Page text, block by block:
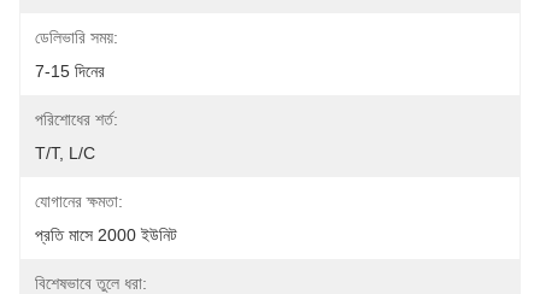
ডেলিভারি সময়:
7-15 দিনের
পরিশোধের শর্ত:
T/T, L/C
যোগানের ক্ষমতা:
প্রতি মাসে 2000 ইউনিট
বিশেষভাবে তুলে ধরা: